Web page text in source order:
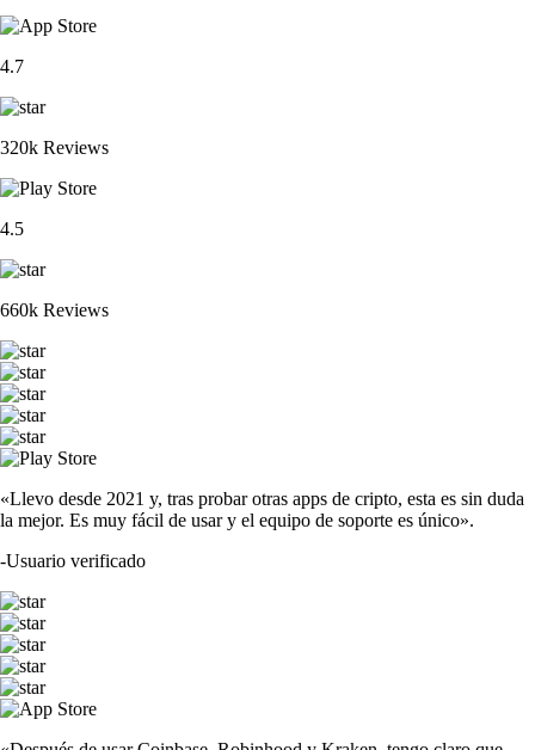
4.7
320k Reviews
4.5
660k Reviews
«Llevo desde 2021 y, tras probar otras apps de cripto, esta es sin duda
la mejor. Es muy fácil de usar y el equipo de soporte es único».
-Usuario verificado